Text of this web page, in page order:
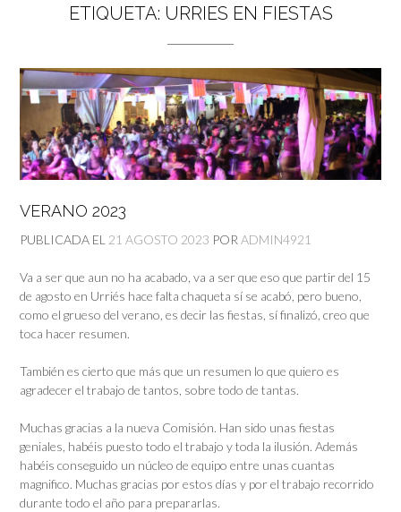
ETIQUETA: URRIES EN FIESTAS
VERANO 2023
PUBLICADA EL 21 AGOSTO 2023 PORADMIN4921
Va a ser que aun no ha acabado, va a ser que eso que partir del 15
de agosto en Urriés hace falta chaqueta sí se acabó, pero bueno,
como el grueso del verano, es decir las fiestas, sí finalizó, creo que
toca hacer resumen.
También es cierto que más que un resumen lo que quiero es
agradecer el trabajo de tantos, sobre todo de tantas.
Muchas gracias a la nueva Comisión. Han sido unas fiestas
geniales, habéis puesto todo el trabajo y toda la ilusión. Además
habéis conseguido un núcleo de equipo entre unas cuantas
magnifico. Muchas gracias por estos días y por el trabajo recorrido
durante todo el año para prepararlas.